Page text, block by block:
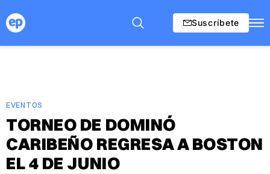
Suscríbete
EVENTOS
TORNEO DE DOMINÓ
CARIBEÑO REGRESA A BOSTON
EL 4 DE JUNIO